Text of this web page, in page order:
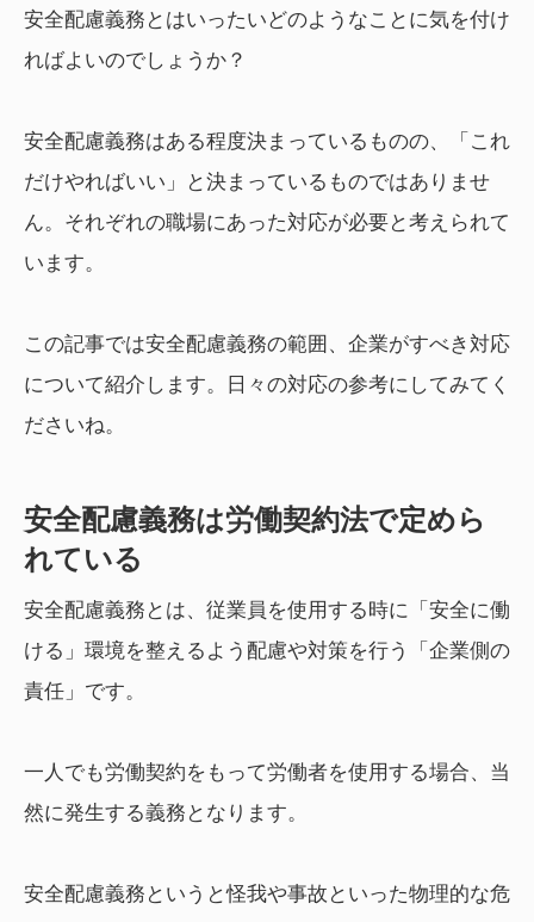
安全配慮義務とはいったいどのようなことに気を付け
ればよいのでしょうか？
安全配慮義務はある程度決まっているものの、「これ
だけやればいい」と決まっているものではありませ
ん。それぞれの職場にあった対応が必要と考えられて
います。
この記事では安全配慮義務の範囲、企業がすべき対応
について紹介します。日々の対応の参考にしてみてく
ださいね。
安全配慮義務は労働契約法で定めら
れている
安全配慮義務とは、従業員を使用する時に「安全に働
ける」環境を整えるよう配慮や対策を行う「企業側の
責任」です。
一人でも労働契約をもって労働者を使用する場合、当
然に発生する義務となります。
安全配慮義務というと怪我や事故といった物理的な危